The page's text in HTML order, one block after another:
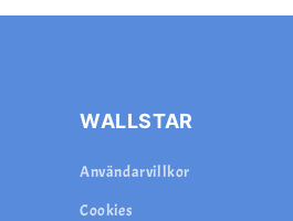
WALLSTAR
Användarvillkor
Cookies